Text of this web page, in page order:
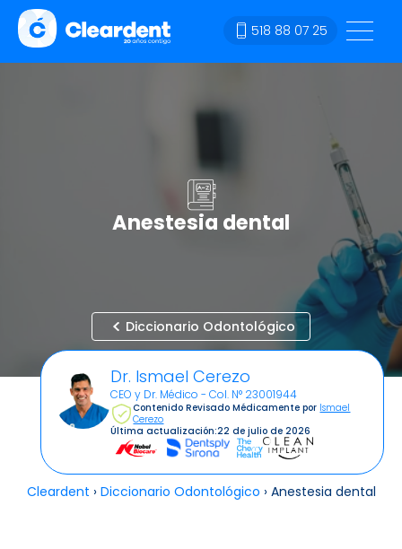
518 88 07 25
Anestesia dental
Diccionario Odontológico
Dr. Ismael Cerezo
CEO y Dr. Médico - Col. N° 23001944
Contenido Revisado Médicamente por Ismael
Cerezo
Última actualización:22 de julio de 2026
Cleardent › Diccionario Odontológico › Anestesia dental